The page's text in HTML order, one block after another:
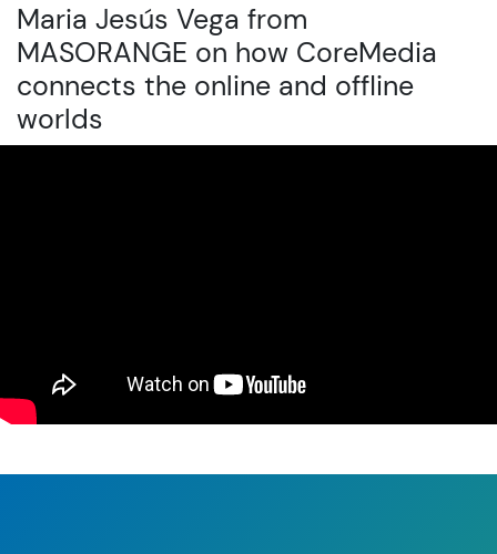
Maria Jesús Vega from
MASORANGE on how CoreMedia
connects the online and offline
worlds